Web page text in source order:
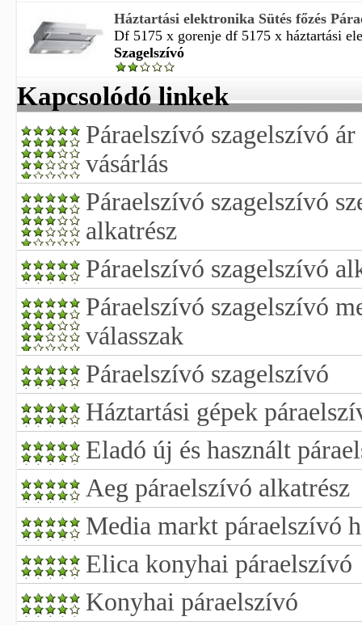
Háztartási elektronika Sütés főzés
Df 5175 x gorenje df 5175 x háztartási
Szagelszívó
Kapcsolódó linkek
Páraelszívó szagelszívó
vásárlás
Páraelszívó szagelszívó
alkatrész
Páraelszívó szagelszívó
Páraelszívó szagelszívó
válasszak
Páraelszívó szagelszívó
Háztartási gépek
Eladó új és használt
Aeg páraelszívó alkatrész
Media markt páraelszívó
Elica konyhai páraelszívó
Konyhai páraelszívó